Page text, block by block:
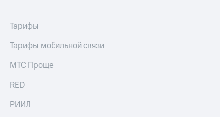
акционерам
ПАО
Тарифы
Тарифы мобильной связи
МТС Проще
RED
РИИЛ